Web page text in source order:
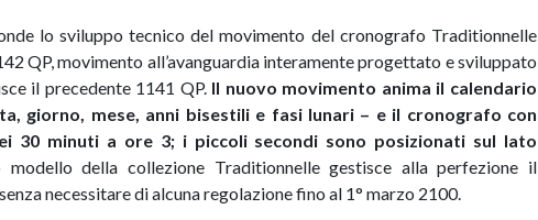
lo sviluppo tecnico del movimento del cronografo Traditionnelle
QP, movimento all’avanguardia interamente progettato e sviluppato
il precedente 1141 QP. Il nuovo movimento anima il calendario
giorno, mese, anni bisestili e fasi lunari – e il cronografo con
30 minuti a ore 3; i piccoli secondi sono posizionati sul lato
modello della collezione Traditionnelle gestisce alla perfezione il
necessitare di alcuna regolazione fino al 1° marzo 2100.